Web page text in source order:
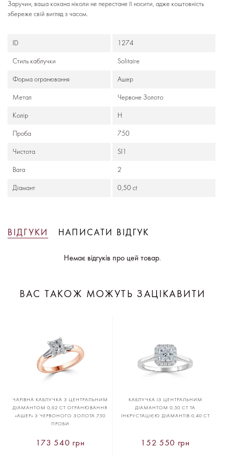
Заручин, ваша кохана ніколи не перестане її носити, адже коштовність
збереже свій вигляд з часом.
ID 1274
Стиль каблучки Solitaire
Форма огранювання Ашер
Метал Червоне Золото
Колір H
Проба 750
Чистота SI1
Вага 2
Діамант 0,50 ct
ВІДГУКИ НАПИСАТИ ВІДГУК
Немає відгуків про цей товар.
ВАС ТАКОЖ МОЖУТЬ ЗАЦІКАВИТИ
ЧАРІВНА КАБЛУЧКА З ЦЕНТРАЛЬНИМ
ДІАМАНТОМ 0,62 CT ОГРАНЮВАННЯ
«АШЕР» З ЧЕРВОНОГО ЗОЛОТА 750
ПРОБИ
173 540 грн
КАБЛУЧКА ІЗ ЦЕНТРАЛЬНИМ
ДІАМАНТОМ 0,50 CT ТА
ІНКРУСТАЦІЄЮ ДІАМАНТІВ 0,40 CT
152 550 грн